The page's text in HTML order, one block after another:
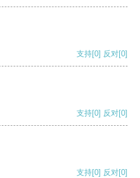
支持[0] 反对[0]
支持[0] 反对[0]
支持[0] 反对[0]